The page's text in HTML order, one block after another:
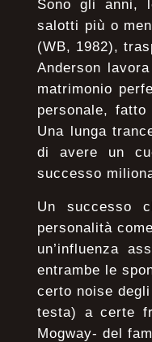
Sono gli anni,
salotti più o
(WB, 1982),
Anderson
matrimonio
personale,
Una lunga
di avere un
successo
Un successo
personalità
un’influenza
entrambe le
certo noise
testa) a certe
Mogway- del